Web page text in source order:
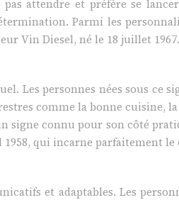
attendre et préfère se
Parmi les
Vin Diesel, né le 18 juillet
Les personnes nées sous
comme la bonne cuisine,
signe connu pour son côté
qui incarne parfaitement
et adaptables. Les